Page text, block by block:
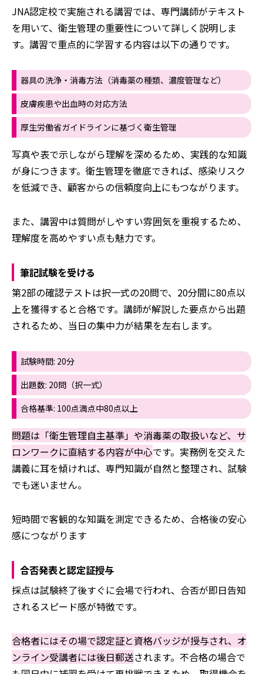
JNA認定校で実施される講習では、専門講師がテキスト
を用いて、衛生管理の重要性について詳しく説明しま
す。講習で重点的に学習する内容は以下の通りです。
器具の洗浄・消毒方法（消毒薬の種類、濃度管理など）
皮膚疾患や出血時の対応方法
厚生労働省ガイドラインに基づく衛生管理
写真や表で示しながら理解を深めるため、実践的な知識
が身につきます。衛生管理を徹底できれば、感染リスク
を低減でき、顧客からの信頼度向上にもつながります。
また、講習中は質問がしやすい雰囲気を重視するため、
理解度を高めやすい点も魅力です。
筆記試験を受ける
第2部の確認テストは択一式の20問で、20分間に80点以
上を獲得すると合格です。講師が解説した要点から出題
されるため、当日の集中力が結果を左右します。
試験時間: 20分
出題数: 20問（択一式）
合格基準: 100点満点中80点以上
問題は「衛生管理自主基準」や消毒薬の取扱いなど、サ
ロンワークに直結する内容が中心です。実務例を交えた
講義に耳を傾ければ、専門知識が自然と整理され、試験
でも迷いません。
短時間で客観的な知識を測定できるため、合格後の安心
感につながります
合否発表と認定証授与
採点は試験終了後すぐに会場で行われ、合否が即日告知
されるスピード感が特徴です。
合格者にはその場で認定証と資格バッジが授与され、オ
ンライン受講者には後日郵送されます。不合格の場合で